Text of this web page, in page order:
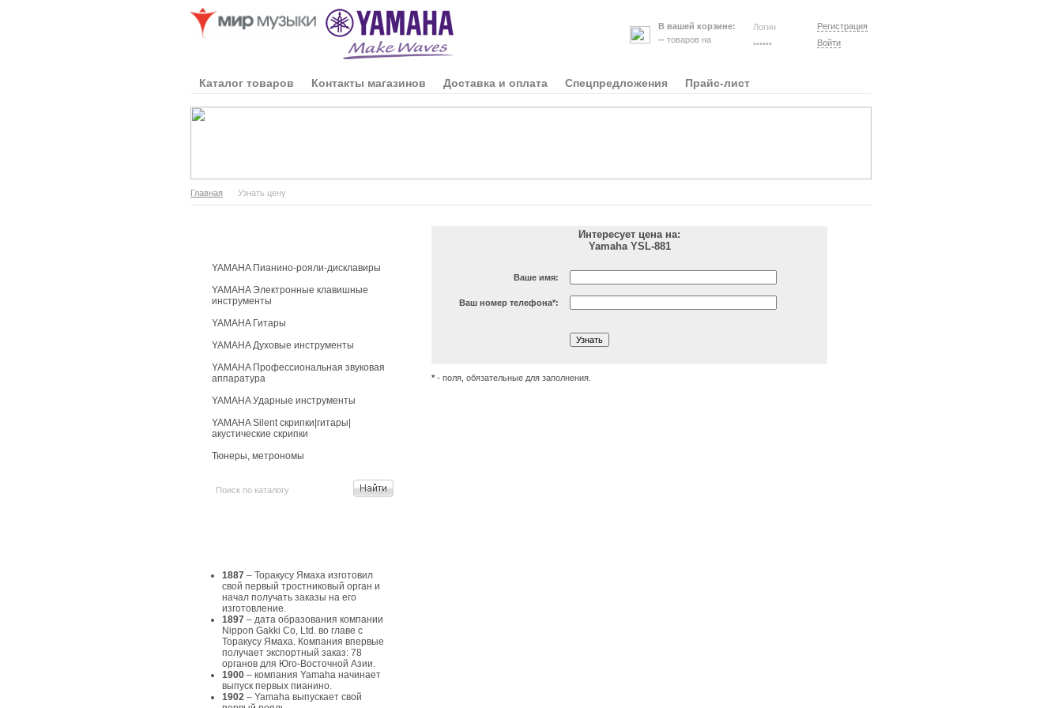
В вашей корзине:
-- товаров на
Регистрация
Войти
Каталог товаров Контакты магазинов Доставка и оплата Спецпредложения Прайс-лист
Главная Узнать цену
YAMAHA Пианино-рояли-дисклавиры
YAMAHA Электронные клавишные
инструменты
YAMAHA Гитары
YAMAHA Духовые инструменты
YAMAHA Профессиональная звуковая
аппаратура
YAMAHA Ударные инструменты
YAMAHA Silent скрипки|гитары|
акустические скрипки
Тюнеры, метрономы
1887 – Торакусу Ямаха изготовил
свой первый тростниковый орган и
начал получать заказы на его
изготовление.
1897 – дата образования компании
Nippon Gakki Co, Ltd. во главе с
Торакусу Ямаха. Компания впервые
получает экспортный заказ: 78
органов для Юго-Восточной Азии.
1900 – компания Yamaha начинает
выпуск первых пианино.
1902 – Yamaha выпускает свой
Интересует цена на:
Yamaha YSL-881
Ваше имя:
Ваш номер телефона*:
* - поля, обязательные для заполнения.